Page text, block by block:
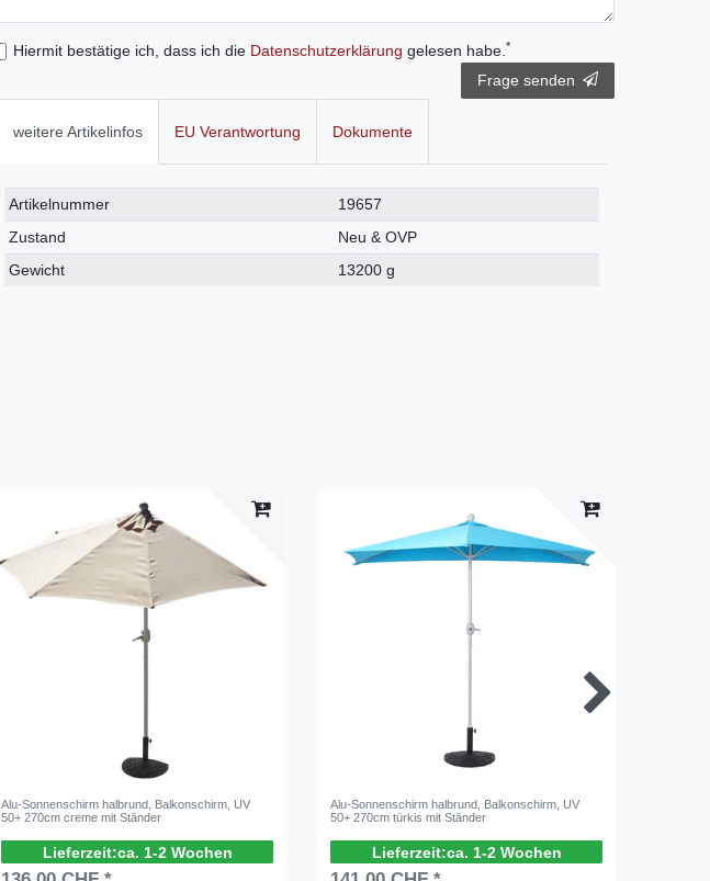
Hiermit bestätige ich, dass ich die Daten­schutz­erklärung gelesen habe.*
Frage senden
weitere Artikelinfos EU Verantwortung Dokumente
Technisches
Merkmal
Wert
Artikelnummer
19657
Zustand
Neu & OVP
Gewicht
13200 g
Alu-Sonnenschirm halbrund, Balkonschirm, UV
50+ 270cm creme mit Ständer
ca. 1-2 Wochen
Alu-Sonnenschirm halbrund, Balkonschirm, UV
50+ 270cm türkis mit Ständer
ca. 1-2 Wochen